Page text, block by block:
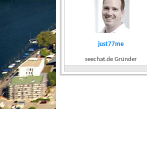
just77me
seechat.de Gründer